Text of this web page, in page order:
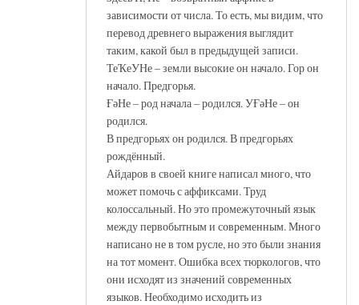
зависимости от числа. То есть, мы видим, что
перевод древнего выражения выглядит
таким, какой был в предыдущей записи.
ТеҠеУНе – земли высокие он начало. Гор он
начало. Предгорья.
ҒәНе – род начала – родился. УҒәНе – он
родился.
В предгорьях он родился. В предгорьях
рождённый.
Айдаров в своей книге написал много, что
может помочь с аффиксами. Труд
колоссальный. Но это промежуточный язык
между первобытным и современным. Много
написано не в том русле, но это были знания
на тот момент. Ошибка всех тюркологов, что
они исходят из значений современных
языков. Необходимо исходить из